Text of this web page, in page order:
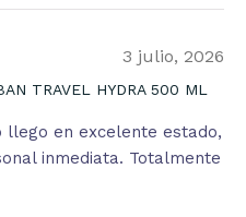
3 julio, 2026
TRAVEL HYDRA 500 ML
en excelente estado,
inmediata. Totalmente